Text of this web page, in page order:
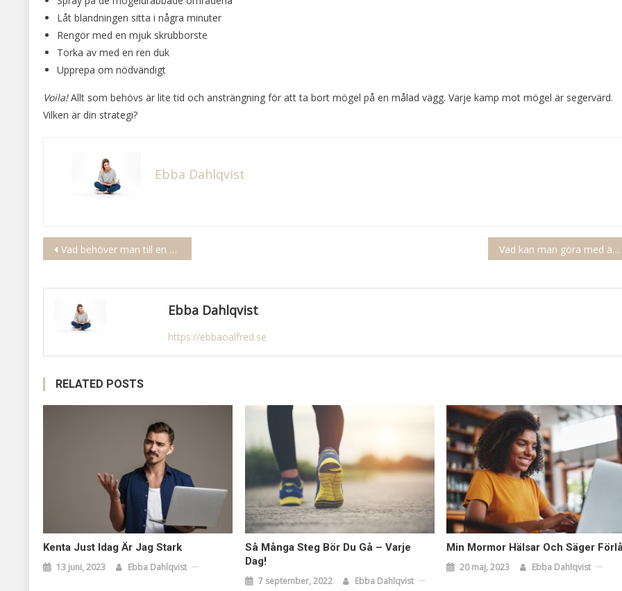
Låt blandningen sitta i några minuter
Rengör med en mjuk skrubborste
Torka av med en ren duk
Upprepa om nödvändigt
Voila!Allt som behövs är lite tid och ansträngning för att ta bort mögel på en målad vägg. Varje kamp mot mögel är segervärd.
Vilken är din strategi?
Ebba Dahlqvist
Inläggsnavigering
Vad behöver man till en nyfödd Vad kan man göra med äggulor
Ebba Dahlqvist
https://ebbaoalfred.se
RELATED POSTS
Kenta Just Idag Är Jag Stark
13 juni, 2023 Ebba Dahlqvist
Så Många Steg Bör Du Gå – Varje
Dag!
7 september, 2022 Ebba Dahlqvist
Min Mormor Hälsar Och Säger
20 maj, 2023 Ebba Dahlqvist